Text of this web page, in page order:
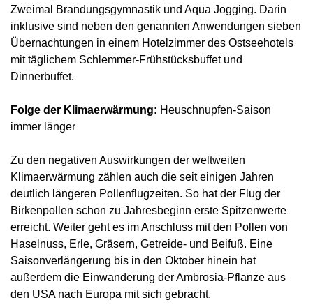
Zweimal Brandungsgymnastik und Aqua Jogging. Darin
inklusive sind neben den genannten Anwendungen sieben
Übernachtungen in einem Hotelzimmer des Ostseehotels
mit täglichem Schlemmer-Frühstücksbuffet und
Dinnerbuffet.
Folge der Klimaerwärmung: Heuschnupfen-Saison
immer länger
Zu den negativen Auswirkungen der weltweiten
Klimaerwärmung zählen auch die seit einigen Jahren
deutlich längeren Pollenflugzeiten. So hat der Flug der
Birkenpollen schon zu Jahresbeginn erste Spitzenwerte
erreicht. Weiter geht es im Anschluss mit den Pollen von
Haselnuss, Erle, Gräsern, Getreide- und Beifuß. Eine
Saisonverlängerung bis in den Oktober hinein hat
außerdem die Einwanderung der Ambrosia-Pflanze aus
den USA nach Europa mit sich gebracht.